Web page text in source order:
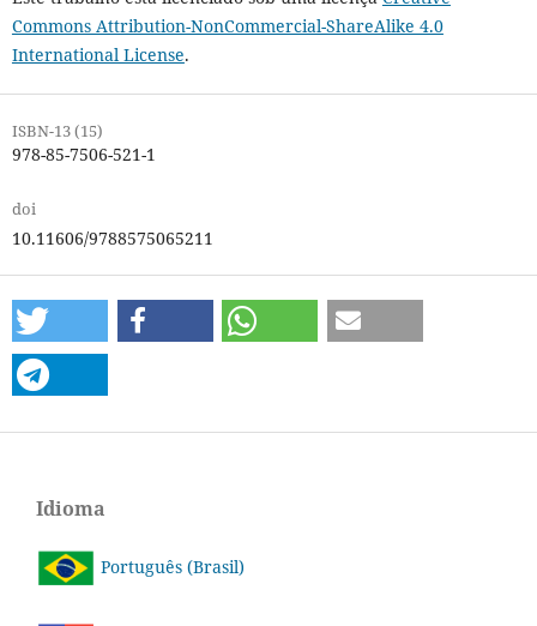
Commons Attribution-NonCommercial-ShareAlike 4.0
International License.
ISBN-13 (15)
978-85-7506-521-1
doi
10.11606/9788575065211
Idioma
Português (Brasil)